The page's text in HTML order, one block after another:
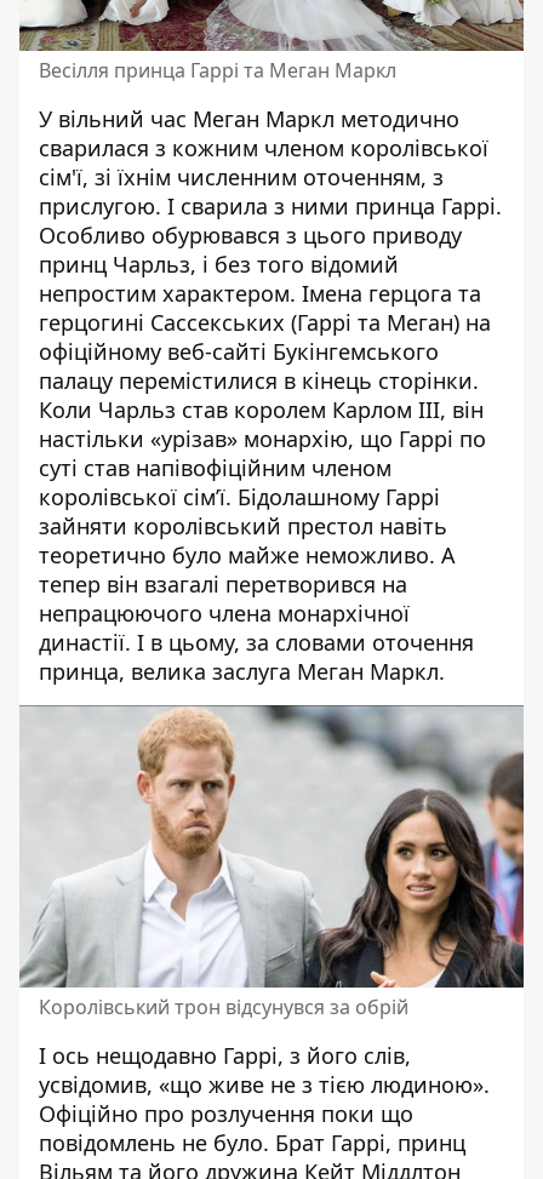
Весілля принца Гаррі та Меган Маркл
У вільний час Меган Маркл методично
сварилася з кожним членом королівської
сім'ї, зі їхнім численним оточенням, з
прислугою. І сварила з ними принца Гаррі.
Особливо обурювався з цього приводу
принц Чарльз, і без того відомий
непростим характером. Імена герцога та
герцогині Сассекських (Гаррі та Меган) на
офіційному веб-сайті Букінгемського
палацу перемістилися в кінець сторінки.
Коли Чарльз став королем Карлом III, він
настільки «урізав» монархію, що Гаррі по
суті став напівофіційним членом
королівської сім’ї. Бідолашному Гаррі
зайняти королівський престол навіть
теоретично було майже неможливо. А
тепер він взагалі перетворився на
непрацюючого члена монархічної
династії. І в цьому, за словами оточення
принца, велика заслуга Меган Маркл.
Королівський трон відсунувся за обрій
І ось нещодавно Гаррі, з його слів,
усвідомив, «що живе не з тією людиною».
Офіційно про розлучення поки що
повідомлень не було. Брат Гаррі, принц
Вільям та його дружина Кейт Міддлтон